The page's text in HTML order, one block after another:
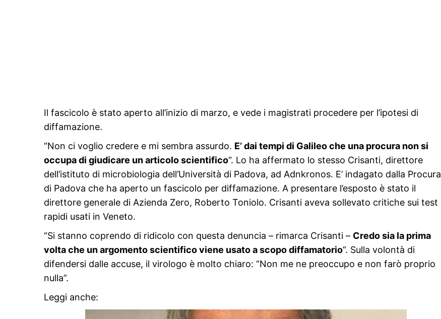
Il fascicolo è stato aperto all’inizio di marzo, e vede i magistrati procedere per l’ipotesi di
diffamazione.
“Non ci voglio credere e mi sembra assurdo. E’ dai tempi di Galileo che una procura non si
occupa di giudicare un articolo scientifico“. Lo ha affermato lo stesso Crisanti, direttore
dell’istituto di microbiologia dell’Università di Padova, ad Adnkronos. E’ indagato dalla Procura
di Padova che ha aperto un fascicolo per diffamazione. A presentare l’esposto è stato il
direttore generale di Azienda Zero, Roberto Toniolo. Crisanti aveva sollevato critiche sui test
rapidi usati in Veneto.
“Si stanno coprendo di ridicolo con questa denuncia – rimarca Crisanti – Credo sia la prima
volta che un argomento scientifico viene usato a scopo diffamatorio“. Sulla volontà di
difendersi dalle accuse, il virologo è molto chiaro: “Non me ne preoccupo e non farò proprio
nulla”.
Leggi anche: